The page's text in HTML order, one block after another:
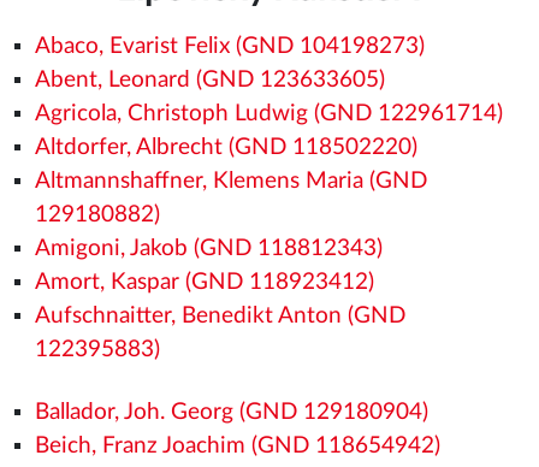
Abaco, Evarist Felix (GND 104198273)
Abent, Leonard (GND 123633605)
Agricola, Christoph Ludwig (GND 122961714)
Altdorfer, Albrecht (GND 118502220)
Altmannshaffner, Klemens Maria (GND
129180882)
Amigoni, Jakob (GND 118812343)
Amort, Kaspar (GND 118923412)
Aufschnaitter, Benedikt Anton (GND
122395883)
Ballador, Joh. Georg (GND 129180904)
Beich, Franz Joachim (GND 118654942)